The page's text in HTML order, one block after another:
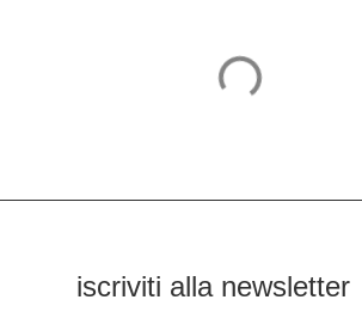
iscriviti alla newsletter